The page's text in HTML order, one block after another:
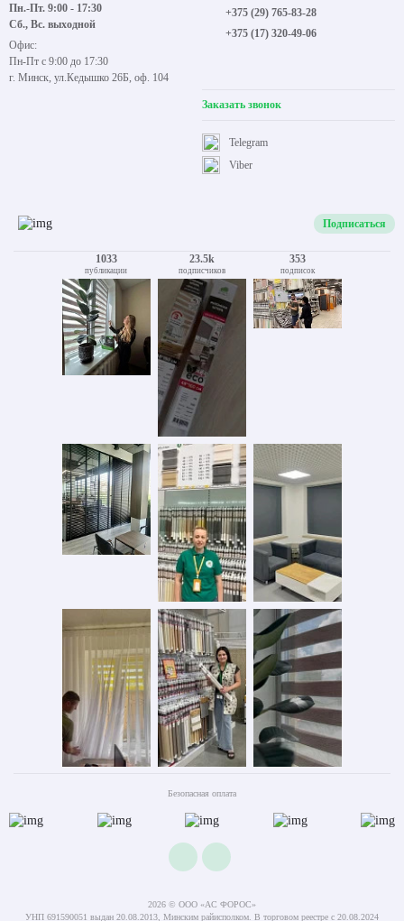
Пн.-Пт. 9:00 - 17:30
Сб., Вс. выходной
Офис:
Пн-Пт с 9:00 до 17:30
г. Минск, ул.Кедышко 26Б, оф. 104
+375 (29) 765-83-28
+375 (17) 320-49-06
Заказать звонок
Viber
Telegram
Подписаться
1033
публикации
23.5k
подписчиков
353
подписок
2026 © ООО «АС ФОРОС»
УНП 691590051 выдан 20.08.2013, Минским райисполком. В торговом реестре с 20.08.2024
Безопасная оплата